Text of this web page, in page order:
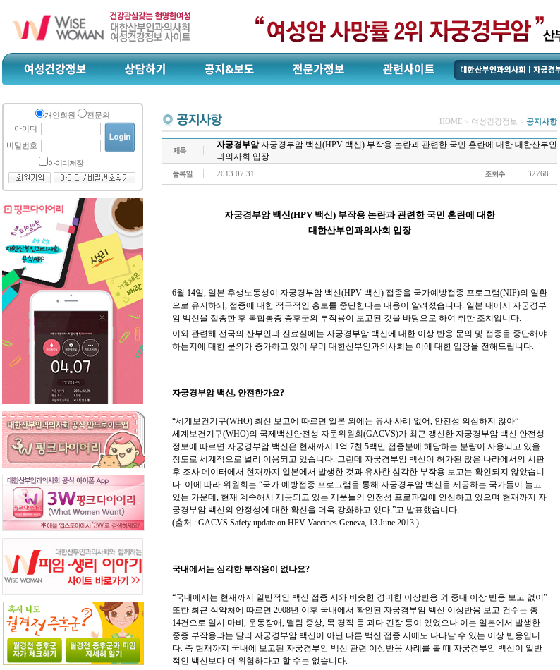
개인회원
전문의
아이디
비밀번호
아이디저장
HOME > 여성건강정보 > 공지사항
자궁경부암자궁경부암 백신(HPV 백신) 부작용 논란과 관련한 국민 혼란에 대한 대한산부인
과의사회 입장
2013.07.31 32768
자궁경부암 백신(HPV 백신) 부작용 논란과 관련한 국민 혼란에 대한
대한산부인과의사회 입장
6월 14일, 일본 후생노동성이 자궁경부암 백신(HPV 백신) 접종을 국가예방접종 프로그램(NIP)의 일환
으로 유지하되, 접종에 대한 적극적인 홍보를 중단한다는 내용이 알려졌습니다. 일본 내에서 자궁경부
암 백신을 접종한 후 복합통증 증후군의 부작용이 보고된 것을 바탕으로 하여 취한 조치입니다.
이와 관련해 전국의 산부인과 진료실에는 자궁경부암 백신에 대한 이상 반응 문의 및 접종을 중단해야
하는지에 대한 문의가 증가하고 있어 우리 대한산부인과의사회는 이에 대한 입장을 전해드립니다.
자궁경부암 백신, 안전한가요?
“세계보건기구(WHO) 최신 보고에 따르면 일본 외에는 유사 사례 없어, 안전성 의심하지 않아”
세계보건기구(WHO)의 국제백신안전성 자문위원회(GACVS)가 최근 갱신한 자궁경부암 백신 안전성
정보에 따르면 자궁경부암 백신은 현재까지 1억 7천 5백만 접종분에 해당하는 분량이 사용되고 있을
정도로 세계적으로 널리 이용되고 있습니다. 그런데 자궁경부암 백신이 허가된 많은 나라에서의 시판
후 조사 데이터에서 현재까지 일본에서 발생한 것과 유사한 심각한 부작용 보고는 확인되지 않았습니
다. 이에 따라 위원회는 “국가 예방접종 프로그램을 통해 자궁경부암 백신을 제공하는 국가들이 늘고
있는 가운데, 현재 계속해서 제공되고 있는 제품들의 안전성 프로파일에 안심하고 있으며 현재까지 자
궁경부암 백신의 안정성에 대한 확신을 더욱 강화하고 있다.”고 발표했습니다.
(출처 : GACVS Safety update on HPV Vaccines Geneva, 13 June 2013 )
국내에서는 심각한 부작용이 없나요?
“국내에서는 현재까지 일반적인 백신 접종 시와 비슷한 경미한 이상반응 외 중대 이상 반응 보고 없어”
또한 최근 식약처에 따르면 2008년 이후 국내에서 확인된 자궁경부암 백신 이상반응 보고 건수는 총
14건으로 일시 마비, 운동장애, 떨림 증상, 목 경직 등 과다 긴장 등이 있었으나 이는 일본에서 발생한
중증 부작용과는 달리 자궁경부암 백신이 아닌 다른 백신 접종 시에도 나타날 수 있는 이상 반응입니
다. 즉 현재까지 국내에 보고된 자궁경부암 백신 관련 이상반응 사례를 볼 때 자궁경부암 백신이 일반
적인 백신보다 더 위험하다고 할 수는 없습니다.